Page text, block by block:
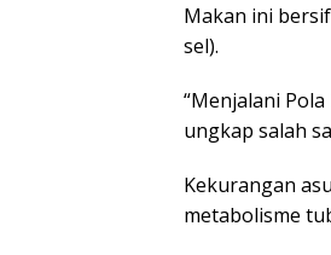
Makan ini
sel).
“Menjalani
ungkap salah
Kekurangan
metabolisme